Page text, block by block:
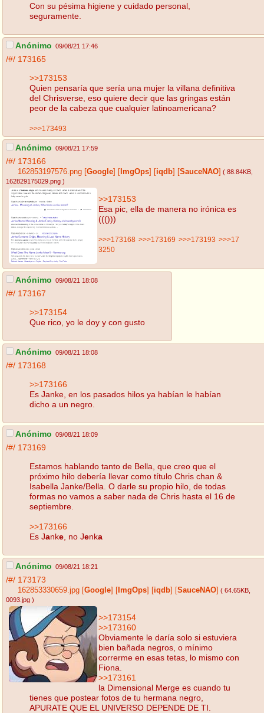
Con su pésima higiene y cuidado personal,
seguramente.
Anónimo 09/08/21 17:46
/#/ 173165
>>173153
Quien pensaría que sería una mujer la villana definitiva
del Chrisverse, eso quiere decir que las gringas están
peor de la cabeza que cualquier latinoamericana?
>>>173493
Anónimo 09/08/21 17:59
/#/ 173166
162853197576.png Google ImgOps iqdb SauceNAO ( 88.84KB
162829175029.png )
>>173153
Esa pic, ella de manera no irónica es
((()))
>>>173168 >>>173169 >>>173193 >>>17
3250
Anónimo 09/08/21 18:08
/#/ 173167
>>173154
Que rico, yo le doy y con gusto
Anónimo 09/08/21 18:08
/#/ 173168
>>173166
Es Janke, en los pasados hilos ya habían le habían
dicho a un negro.
Anónimo 09/08/21 18:09
/#/ 173169
Estamos hablando tanto de Bella, que creo que el
próximo hilo debería llevar como título Chris chan &
Isabella Janke/Bella. O darle su propio hilo, de todas
formas no vamos a saber nada de Chris hasta el 16 de
septiembre.
>>173166
Es Janke , no Jenka
Anónimo 09/08/21 18:21
/#/ 173173
162853330659.jpg Google ImgOps iqdb SauceNAO ( 64.65KB
0093.jpg )
>>173154
>>173160
Obviamente le daría solo si estuviera
bien bañada negros, o mínimo
correrme en esas tetas, lo mismo con
Fiona.
>>173161
la Dimensional Merge es cuando tu
tienes que postear fotos de tu hermana negro,
APURATE QUE EL UNIVERSO DEPENDE DE TI.